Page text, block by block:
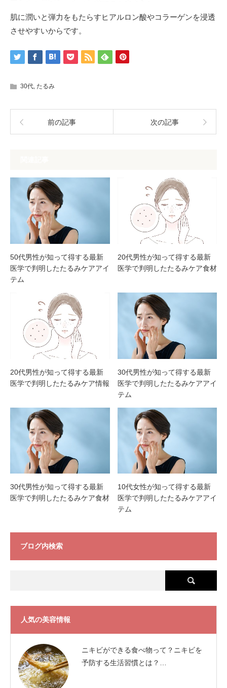
肌に潤いと弾力をもたらすヒアルロン酸やコラーゲンを浸透
させやすいからです。
30代 たるみ
前の記事 次の記事
50代男性が知って得する最新
医学で判明したたるみケアアイ
テム
20代男性が知って得する最新
医学で判明したたるみケア食材
20代男性が知って得する最新
医学で判明したたるみケア情報
30代男性が知って得する最新
医学で判明したたるみケアアイ
テム
30代男性が知って得する最新
医学で判明したたるみケア食材
10代女性が知って得する最新
医学で判明したたるみケアアイ
テム
ブログ内検索
人気の美容情報
ニキビができる食べ物って？ニキビを
予防する生活習慣とは？…